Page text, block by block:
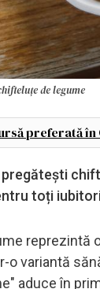
de legume
preferată în
toți
reprezintă
o variantă
aduce în